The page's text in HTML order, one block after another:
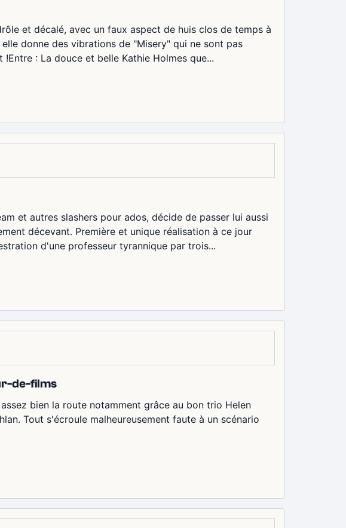
et décalé, avec un faux aspect de huis clos de temps à
donne des vibrations de "Misery" qui ne sont pas
: La douce et belle Kathie Holmes que...
et autres slashers pour ados, décide de passer lui aussi
décevant. Première et unique réalisation à ce jour
d'une professeur tyrannique par trois...
de-films
bien la route notamment grâce au bon trio Helen
Tout s'écroule malheureusement faute à un scénario